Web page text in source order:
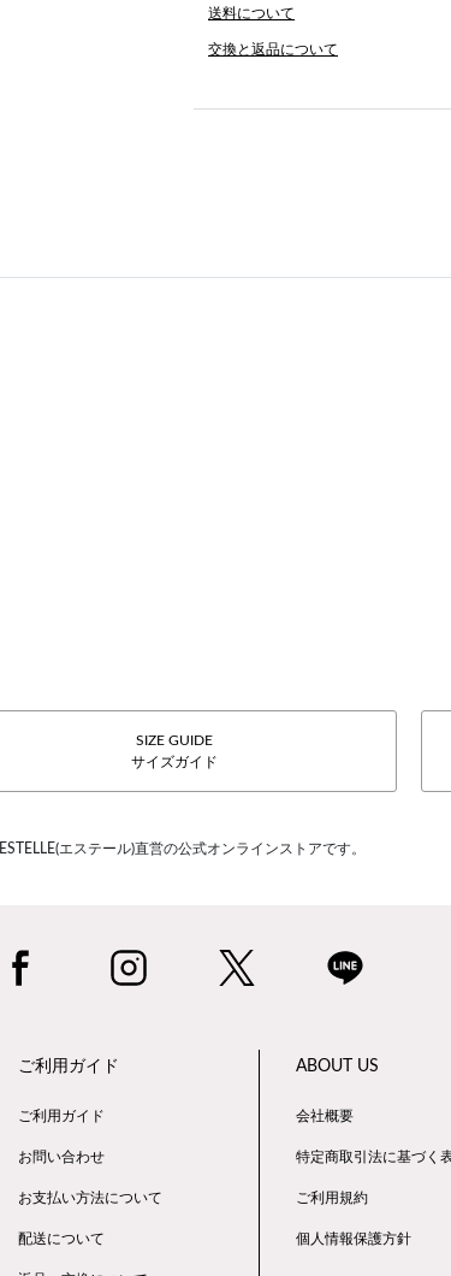
送料について
交換と返品について
SIZE GUIDE
サイズガイド
ESTELLE(エステール)直営の公式オンラインストアです。
ご利用ガイド
ご利用ガイド
お問い合わせ
お支払い方法について
配送について
ABOUT US
会社概要
特定商取引法に基づく
ご利用規約
個人情報保護方針